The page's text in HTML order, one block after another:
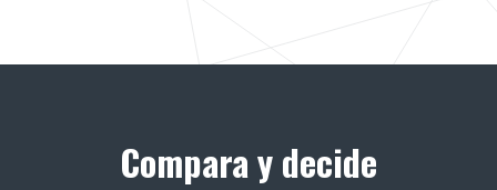
Compara y decide